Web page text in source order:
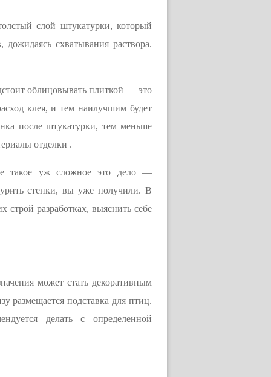
слой штукатурки, который
схватывания раствора.
облицовывать плиткой — это
клея, и тем наилучшим будет
после штукатурки, тем меньше
отделки .
такое уж сложное это дело —
стенки, вы уже получили. В
разработках, выяснить себе
может стать декоративным
размещается подставка для птиц.
делать с определенной